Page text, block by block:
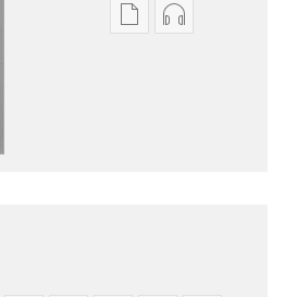
ප්‍රකාශනඕඩියෝ